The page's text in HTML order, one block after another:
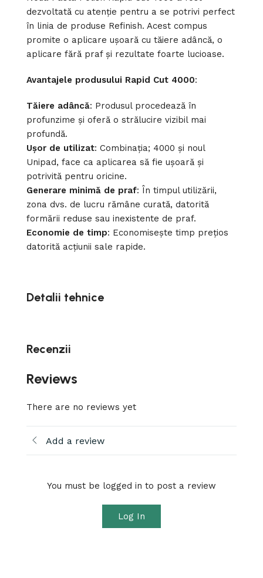
dezvoltată cu atenție pentru a se potrivi perfect
în linia de produse Refinish. Acest compus
promite o aplicare ușoară cu tăiere adâncă, o
aplicare fără praf și rezultate foarte lucioase.
Avantajele produsului Rapid Cut 4000:
Tăiere adâncă: Produsul procedează în
profunzime și oferă o strălucire vizibil mai
profundă.
Ușor de utilizat: Combinația; 4000 și noul
Unipad, face ca aplicarea să fie ușoară și
potrivită pentru oricine.
Generare minimă de praf: În timpul utilizării,
zona dvs. de lucru rămâne curată, datorită
formării reduse sau inexistente de praf.
Economie de timp: Economisește timp prețios
datorită acțiunii sale rapide.
Detalii tehnice
Recenzii
Reviews
There are no reviews yet
Add a review
You must be logged in to post a review
Log In